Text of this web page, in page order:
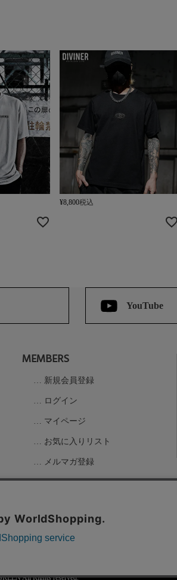
¥8,800税込
YouTube
MEMBERS
新規会員登録
ログイン
マイページ
お気に入りリスト
メルマガ登録
All Rights reserved.